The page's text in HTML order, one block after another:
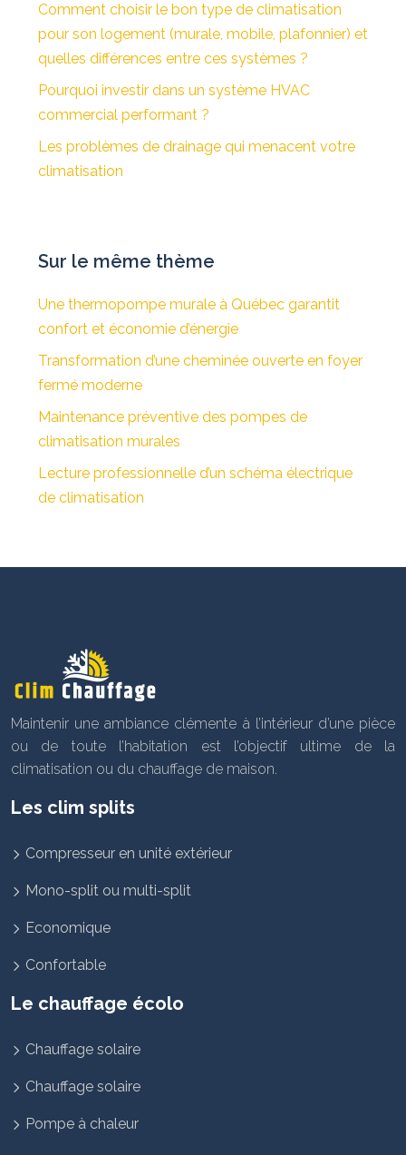
Comment choisir le bon type de climatisation
pour son logement (murale, mobile, plafonnier) et
quelles différences entre ces systèmes ?
Pourquoi investir dans un système HVAC
commercial performant ?
Les problèmes de drainage qui menacent votre
climatisation
Sur le même thème
Une thermopompe murale à Québec garantit
confort et économie d’énergie
Transformation d’une cheminée ouverte en foyer
fermé moderne
Maintenance préventive des pompes de
climatisation murales
Lecture professionnelle d’un schéma électrique
de climatisation
Maintenir une ambiance clémente à l’intérieur d’une pièce
ou de toute l’habitation est l’objectif ultime de la
climatisation ou du chauffage de maison.
Les clim splits
Compresseur en unité extérieur
Mono-split ou multi-split
Economique
Confortable
Le chauffage écolo
Chauffage solaire
Chauffage solaire
Pompe à chaleur